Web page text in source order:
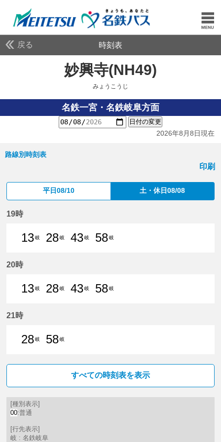
戻る 時刻表
妙興寺(NH49)
みょうこうじ
名鉄一宮・名鉄岐阜方面
日付の変更
2026年8月8日現在
路線別時刻表
印刷
平日08/10 土・休日08/08
19時
13岐
28岐
43岐
58岐
20時
13岐
28岐
43岐
58岐
21時
28岐
58岐
すべての時刻表を表示
[種別表示]
00:普通
[行先表示]
岐 : 名鉄岐阜